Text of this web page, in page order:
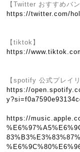
【Twitter おすすめバ
https://twitter.com/
【tiktok】
https://
【spotify 公式プレイ
https://
https://